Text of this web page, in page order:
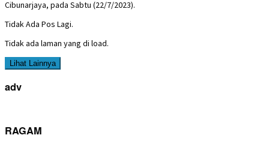
Cibunarjaya, pada Sabtu (22/7/2023).
Tidak Ada Pos Lagi.
Tidak ada laman yang di load.
Lihat Lainnya
adv
RAGAM